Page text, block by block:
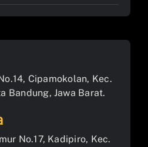
Cipamokolan, Kec.
Bandung, Jawa Barat.
No.17, Kadipiro, Kec.